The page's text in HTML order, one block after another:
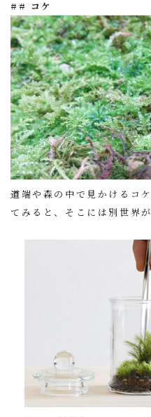
## コケ
道端や森の中で見かけるコ
てみると、そこには別世界